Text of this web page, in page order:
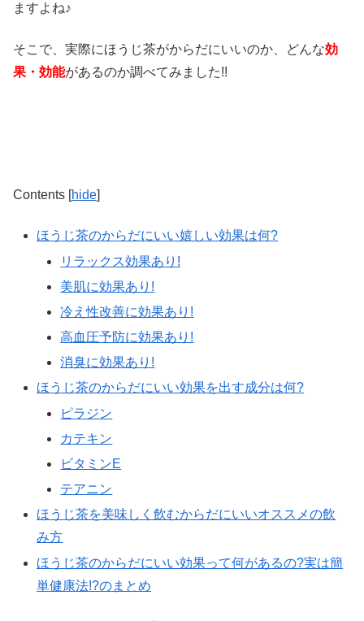
ますよね♪
そこで、実際にほうじ茶がからだにいいのか、どんな効
果・効能があるのか調べてみました!!
Contents [hide]
ほうじ茶のからだにいい嬉しい効果は何?
リラックス効果あり!
美肌に効果あり!
冷え性改善に効果あり!
高血圧予防に効果あり!
消臭に効果あり!
ほうじ茶のからだにいい効果を出す成分は何?
ピラジン
カテキン
ビタミンE
テアニン
ほうじ茶を美味しく飲むからだにいいオススメの飲
み方
ほうじ茶のからだにいい効果って何があるの?実は簡
単健康法!?のまとめ